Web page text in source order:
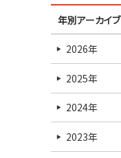
年別アーカイブ
2026年
2025年
2024年
2023年